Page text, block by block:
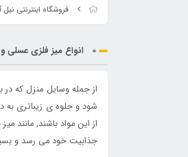
فروشگاه اینترنتی نیل
انواع میز فلزی عسلی
از جمله وسایل منزل که
شود و جلوه ی زیباتری به
از این مواد باشند, مانند
جذابیت خود می رسد و